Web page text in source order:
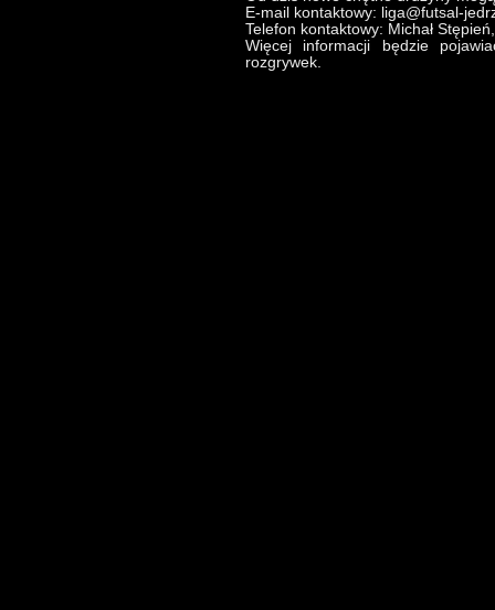
E-mail kontaktowy: liga@futsal-
Telefon kontaktowy: Michał
Więcej informacji będzie
rozgrywek.